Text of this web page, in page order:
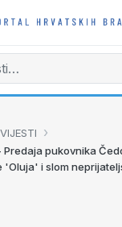
VIJESTI ›
pukovnika
'Oluja' i slom